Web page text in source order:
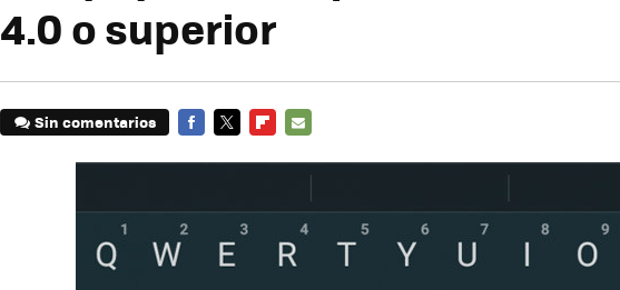
4.0 o superior
Sin comentarios
MAIL